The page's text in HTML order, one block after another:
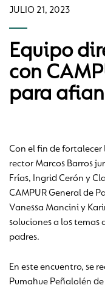
JULIO 21, 2023
Equipo
con
para
Con el fin de
rector Marcos Barros
Frías, Ingrid Cerón y
CAMPUR General de
Vanessa Mancini y
soluciones a los temas
padres.
En este encuentro, se
Pumahue Peñalolén